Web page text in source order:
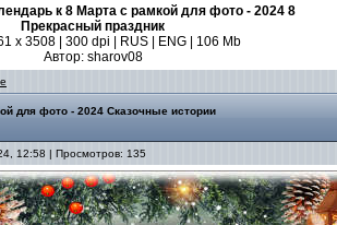
к 8 Марта с рамкой для фото - 2024 8
Прекрасный праздник
х 3508 | 300 dpi | RUS | ENG | 106 Mb
Автор: sharov08
для фото - 2024 Сказочные истории
12:58 | Просмотров: 135